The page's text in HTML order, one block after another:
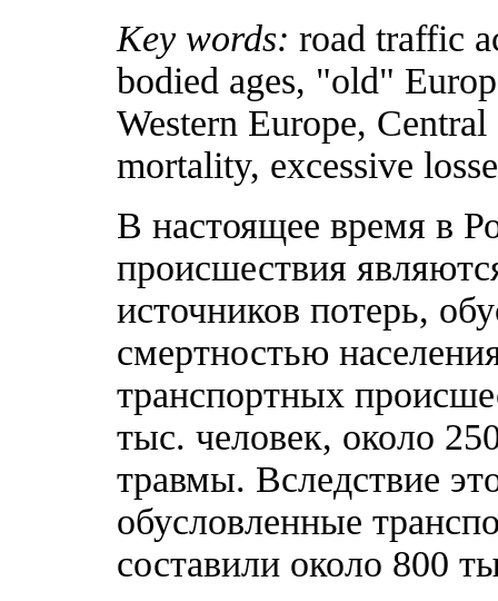
Key words: road traffic
bodied ages, "old"
Western Europe,
mortality, excessive
В настоящее время в
происшествия
источников потерь,
смертностью
транспортных
тыс. человек, около
травмы. Вследствие
обусловленные
составили около 800